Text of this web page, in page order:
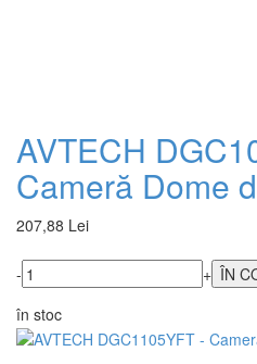
AVTECH
Cameră Dome
207,88 Lei
-
+
în stoc